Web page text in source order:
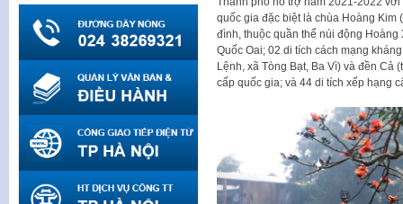
quốc gia đặc biệt là chùa Hoàng Kim
đình, thuộc quần thể núi động Hoàng
Quốc Oai; 02 di tích cách mạng
Lệnh, xã Tòng Bạt, Ba Vì) và đền Cả
cấp quốc gia; và 44 di tích xếp hạng